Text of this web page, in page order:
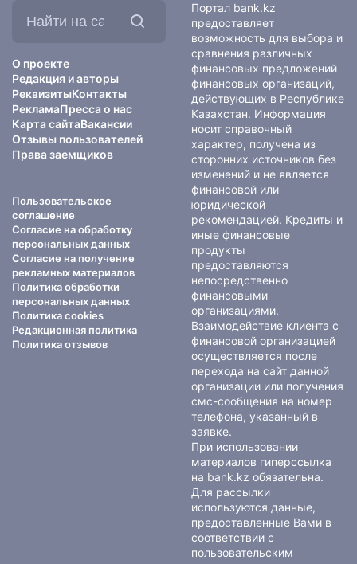
О проекте
Редакция и авторы
РеквизитыКонтакты
РекламаПресса о нас
Карта сайтаВакансии
Отзывы пользователей
Права заемщиков
Пользовательское
соглашение
Согласие на обработку
персональных данных
Согласие на получение
рекламных материалов
Политика обработки
персональных данных
Политика cookies
Редакционная политика
Политика отзывов
Портал bank.kz
предоставляет
возможность для выбора и
сравнения различных
финансовых предложений
финансовых организаций,
действующих в Республике
Казахстан. Информация
носит справочный
характер, получена из
сторонних источников без
изменений и не является
финансовой или
юридической
рекомендацией. Кредиты и
иные финансовые
продукты
предоставляются
непосредственно
финансовыми
организациями.
Взаимодействие клиента с
финансовой организацией
осуществляется после
перехода на сайт данной
организации или получения
смс-сообщения на номер
телефона, указанный в
заявке.
При использовании
материалов гиперссылка
на bank.kz обязательна.
Для рассылки
используются данные,
предоставленные Вами в
соответствии с
пользовательским